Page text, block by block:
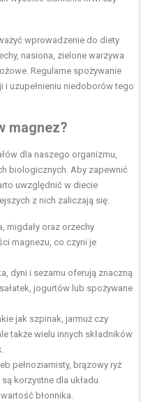
wprowadzenie do diety
nasiona, zielone warzywa
Regularne spożywanie
uzupełnieniu niedoborów tego
magnez?
dla naszego organizmu,
biologicznych. Aby zapewnić
uwzględnić w diecie
z nich zaliczają się:
migdały oraz orzechy
magnezu, co czyni je
dyni i sezamu oferują znaczną
jogurtów lub spożywane
jak szpinak, jarmuż czy
także wielu innych składników
pełnoziarnisty, brązowy ryż
korzystne dla układu
błonnika.